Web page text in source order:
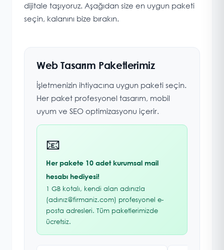
dijitale taşıyoruz. Aşağıdan size en uygun paketi
seçin, kalanını bize bırakın.
Web Tasarım Paketlerimiz
İşletmenizin ihtiyacına uygun paketi seçin.
Her paket profesyonel tasarım, mobil
uyum ve SEO optimizasyonu içerir.
📧
Her pakete 10 adet kurumsal mail
hesabı hediyesi!
1 GB kotalı, kendi alan adınızla
(adınız@firmaniz.com) profesyonel e-
posta adresleri. Tüm paketlerimizde
ücretsiz.